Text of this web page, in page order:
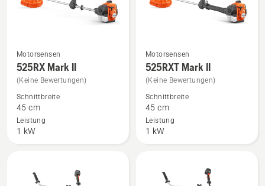
von
Mehr
Details
zu
525RX
Mark
Motorsensen
525RX Mark II
(Keine Bewertungen)
Schnittbreite
45 cm
Leistung
1 kW
Mehr
Details
zu
525RXT
Mark
Motorsensen
525RXT Mark II
(Keine Bewertungen)
Schnittbreite
45 cm
Leistung
1 kW